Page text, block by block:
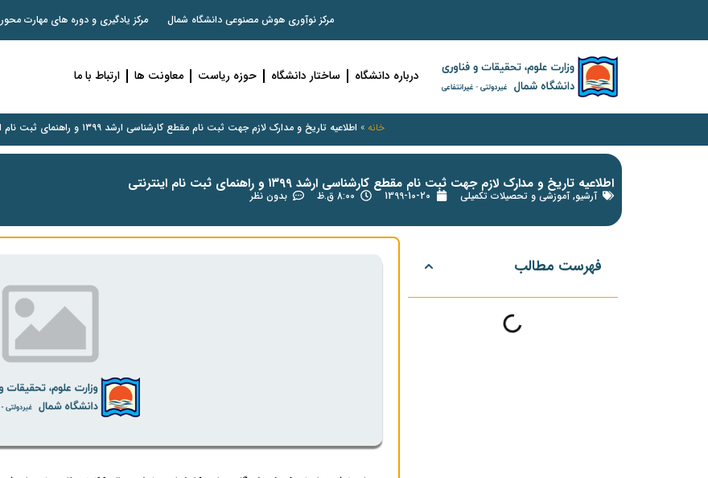
مرکز نوآوری هوش مصنوعی دانشگاه شمال مرکز یادگیری و دوره های مهارت محور
درباره دانشگاه ساختار دانشگاه حوزه ریاست معاونت ها ارتباط با ما
خانه » اطلاعیه تاریخ و مدارک لازم جهت ثبت نام مقطع کارشناسی ارشد ۱۳۹۹ و راهنمای ثبت نام اینترنتی
اطلاعیه تاریخ و مدارک لازم جهت ثبت نام مقطع کارشناسی ارشد ۱۳۹۹ و راهنمای ثبت نام اینترنتی
آرشیو, آموزشی و تحصیلات تکمیلی 1399-10-20 8:00 ق.ظ بدون نظر
فهرست مطالب